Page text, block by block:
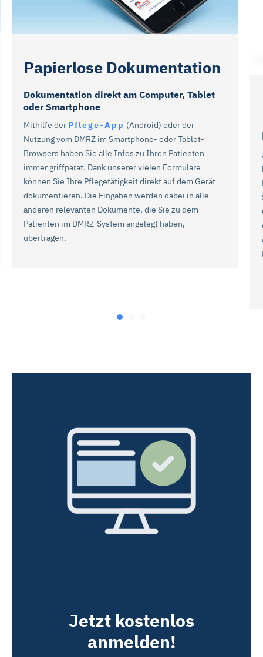
Papierlose Dokumentation
Dokumentation direkt am Computer, Tablet
oder Smartphone
Mithilfe der Pflege-App (Android) oder der
Nutzung vom DMRZ im Smartphone- oder Tablet-
Browsers haben Sie alle Infos zu Ihren Patienten
immer griffparat. Dank unserer vielen Formulare
können Sie Ihre Pflegetätigkeit direkt auf dem Gerät
dokumentieren. Die Eingaben werden dabei in alle
anderen relevanten Dokumente, die Sie zu dem
Patienten im DMRZ-System angelegt haben,
übertragen.
Jetzt kostenlos
anmelden!